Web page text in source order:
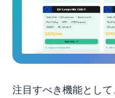
注目すべき機能とし